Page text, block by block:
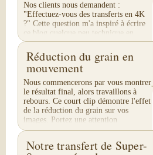
Nos clients nous demandent :
"Effectuez-vous des transferts en 4K
?" Cette question m'a inspiré à écrire
ce blog quelque peu technique en
quatre parties. Nous ne réalisons pas
de transfert...
Réduction du grain en
mouvement
Nous commencerons par vous montrer
le résultat final, alors travaillons à
rebours. Ce court clip démontre l'effet
de la réduction du grain sur vos
images. Portez une attention
particulière...
Notre transfert de Super-